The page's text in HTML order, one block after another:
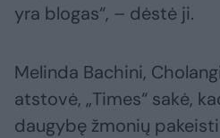
yra blogas“, – dėstė ji.
Melinda Bachini,
atstovė, „Times“ sakė,
daugybę žmonių